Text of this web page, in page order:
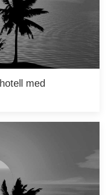
med